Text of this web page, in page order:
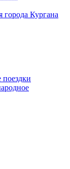
города Кургана